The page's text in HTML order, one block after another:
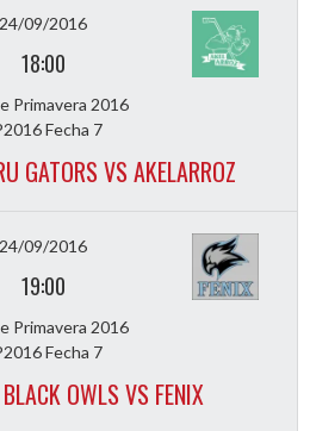
24/09/2016
18:00
Primavera 2016
Fecha 7
GATORS VS AKELARROZ
24/09/2016
19:00
Primavera 2016
Fecha 7
OWLS VS FENIX